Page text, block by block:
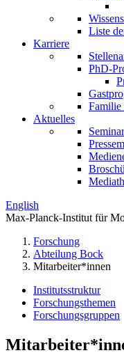
Liste
Karriere
PhD-
Aktuelles
English
Max-Planck-Institut für
Forschung
Abteilung Bock
Mitarbeiter*innen
Institutsstruktur
Forschungsthemen
Forschungsgruppen